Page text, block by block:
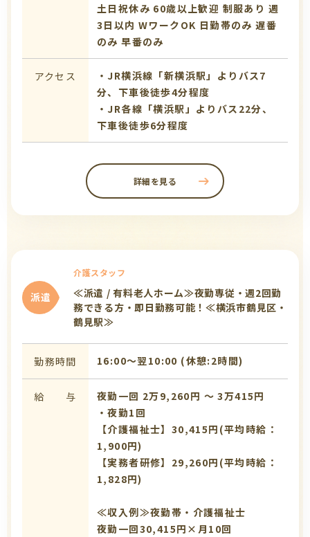
土日祝休み 60歳以上歓迎 制服あり 週
3日以内 WワークOK 日勤帯のみ 遅番
のみ 早番のみ
アクセス
・JR横浜線「新横浜駅」よりバス7
分、下車後徒歩4分程度
・JR各線「横浜駅」よりバス22分、
下車後徒歩6分程度
詳細を見る
派遣
介護スタッフ
≪派遣 / 有料老人ホーム≫夜勤専従・週2回勤
務できる方・即日勤務可能！≪横浜市鶴見区・
鶴見駅≫
勤務時間 16:00〜翌10:00 (休憩:2時間)
給 与
夜勤一回 2万9,260円 〜 3万415円
・夜勤1回
【介護福祉士】30,415円(平均時給：
1,900円)
【実務者研修】29,260円(平均時給：
1,828円)
≪収入例≫夜勤帯・介護福祉士
夜勤一回30,415円×月10回